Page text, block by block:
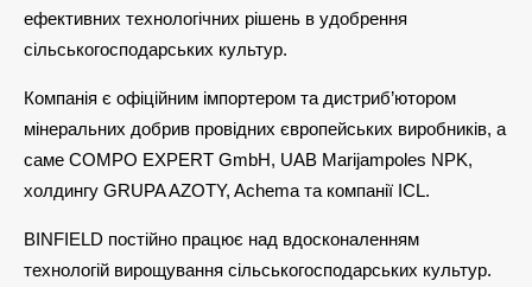
ефективних технологічних рішень в удобрення
сільськогосподарських культур.
Компанія є офіційним імпортером та дистриб’ютором
мінеральних добрив провідних європейських виробників, а
саме COMPO EXPERT GmbH, UAB Marijampoles NPK,
холдингу GRUPA AZOTY, Achema та компанії ICL.
BINFIELD постійно працює над вдосконаленням
технологій вирощування сільськогосподарських культур.